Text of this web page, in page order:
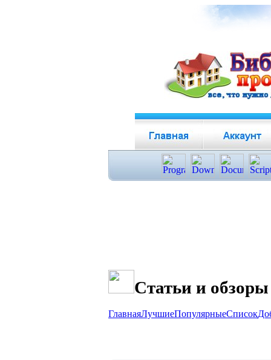
Статьи и обзоры
ГлавнаяЛучшиеПопулярныеСписок